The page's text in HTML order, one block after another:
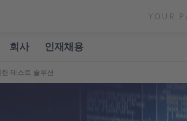
YOUR
회사 인재채용
테스트 솔루션